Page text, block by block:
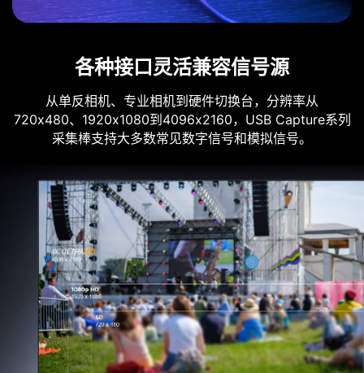
各种接口灵活兼容信号源
从单反相机、专业相机到硬件切换台，分辨率从
720x480、1920x1080到4096x2160，USB Capture系列
采集棒支持大多数常见数字信号和模拟信号。